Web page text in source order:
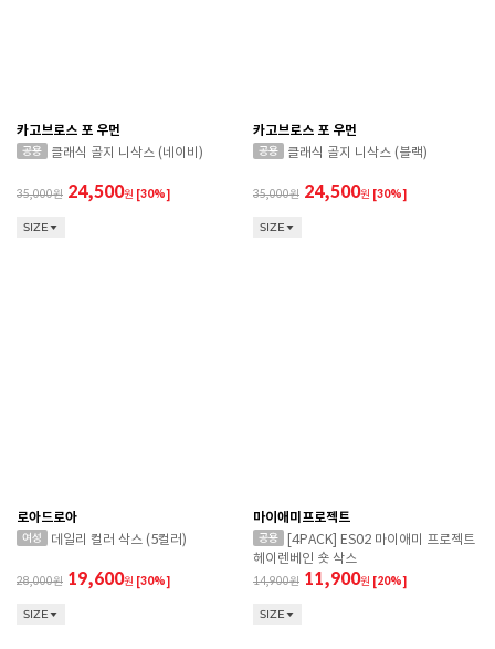
카고브로스 포 우먼
클래식 골지 니삭스 (네이비)
35,000 24,500원 [30%]
SIZE
카고브로스 포 우먼
클래식 골지 니삭스 (블랙)
35,000 24,500원 [30%]
SIZE
로아드로아
데일리 컬러 삭스 (5컬러)
28,000 19,600원 [30%]
SIZE
마이애미프로젝트
[4PACK] ES02 마이애미 프로젝트
헤이렌베인 숏 삭스
14,900 11,900원 [20%]
SIZE